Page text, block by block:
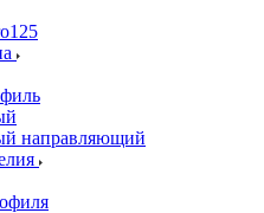
направляющий